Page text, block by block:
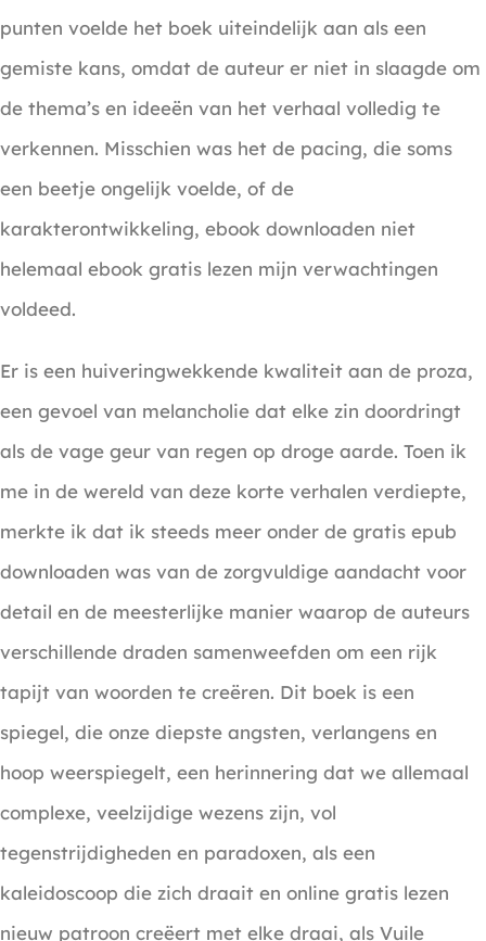
punten voelde het boek uiteindelijk aan als een
gemiste kans, omdat de auteur er niet in slaagde om
de thema’s en ideeën van het verhaal volledig te
verkennen. Misschien was het de pacing, die soms
een beetje ongelijk voelde, of de
karakterontwikkeling, ebook downloaden niet
helemaal ebook gratis lezen mijn verwachtingen
voldeed.
Er is een huiveringwekkende kwaliteit aan de proza,
een gevoel van melancholie dat elke zin doordringt
als de vage geur van regen op droge aarde. Toen ik
me in de wereld van deze korte verhalen verdiepte,
merkte ik dat ik steeds meer onder de gratis epub
downloaden was van de zorgvuldige aandacht voor
detail en de meesterlijke manier waarop de auteurs
verschillende draden samenweefden om een rijk
tapijt van woorden te creëren. Dit boek is een
spiegel, die onze diepste angsten, verlangens en
hoop weerspiegelt, een herinnering dat we allemaal
complexe, veelzijdige wezens zijn, vol
tegenstrijdigheden en paradoxen, als een
kaleidoscoop die zich draait en online gratis lezen
nieuw patroon creëert met elke draai, als Vuile